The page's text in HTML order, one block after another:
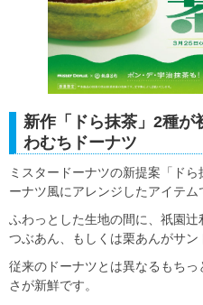
新作「ドら抹茶」2種
わむちドーナツ
ミスタードーナツの新提案「ド
ーナツ風にアレンジしたアイテム
ふわっとした生地の間に、祇園
つぶあん、もしくは栗あんがサン
従来のドーナツとは異なるもち
さが新鮮です。